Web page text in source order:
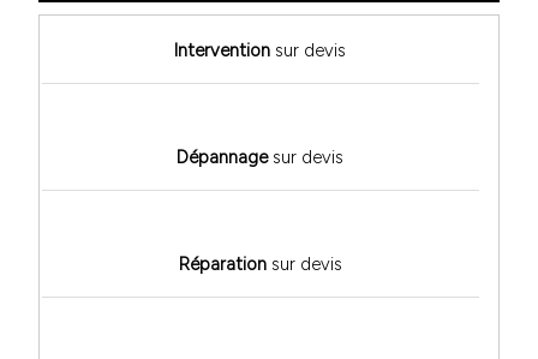
Intervention sur devis
Dépannagesur devis
Réparationsur devis